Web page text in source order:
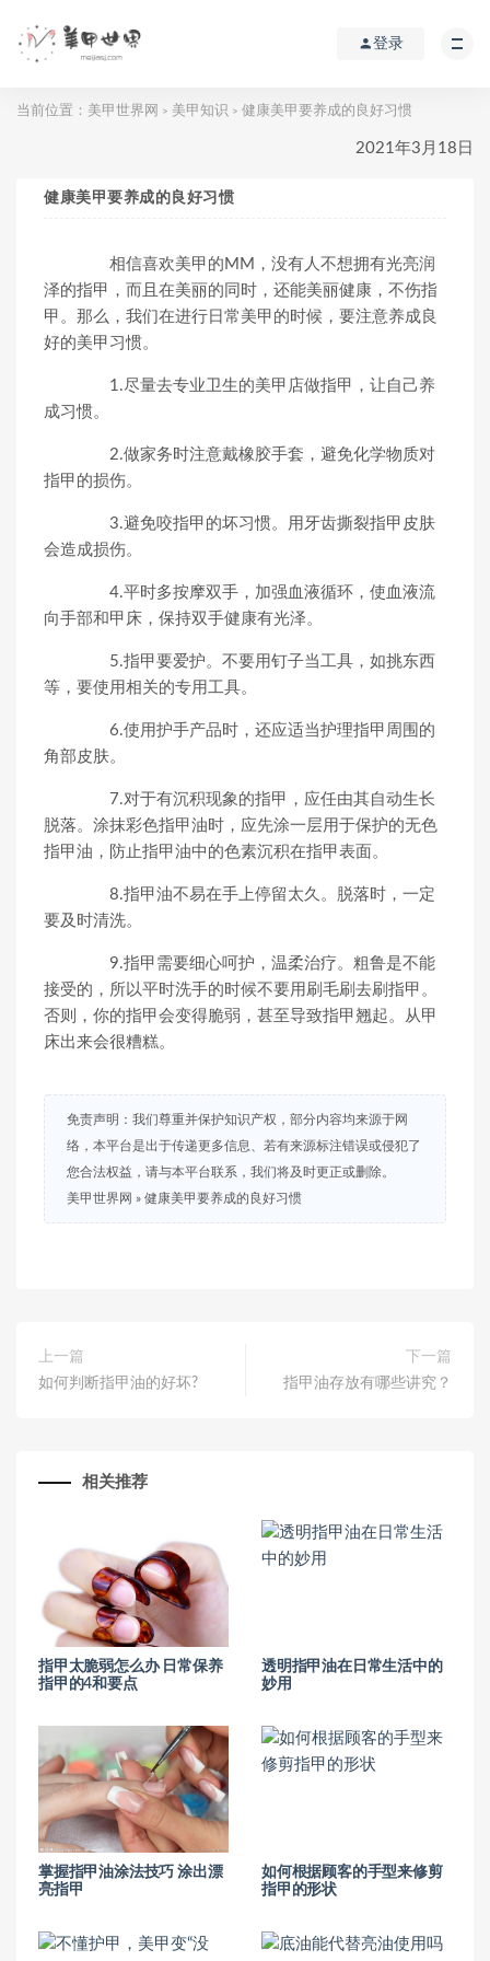
登录
当前位置： 美甲世界网 > 美甲知识 > 健康美甲要养成的良好习惯
2021年3月18日
健康美甲要养成的良好习惯
相信喜欢美甲的MM，没有人不想拥有光亮润
泽的指甲，而且在美丽的同时，还能美丽健康，不伤指
甲。那么，我们在进行日常美甲的时候，要注意养成良
好的美甲习惯。
1.尽量去专业卫生的美甲店做指甲，让自己养
成习惯。
2.做家务时注意戴橡胶手套，避免化学物质对
指甲的损伤。
3.避免咬指甲的坏习惯。用牙齿撕裂指甲皮肤
会造成损伤。
4.平时多按摩双手，加强血液循环，使血液流
向手部和甲床，保持双手健康有光泽。
5.指甲要爱护。不要用钉子当工具，如挑东西
等，要使用相关的专用工具。
6.使用护手产品时，还应适当护理指甲周围的
角部皮肤。
7.对于有沉积现象的指甲，应任由其自动生长
脱落。涂抹彩色指甲油时，应先涂一层用于保护的无色
指甲油，防止指甲油中的色素沉积在指甲表面。
8.指甲油不易在手上停留太久。脱落时，一定
要及时清洗。
9.指甲需要细心呵护，温柔治疗。粗鲁是不能
接受的，所以平时洗手的时候不要用刷毛刷去刷指甲。
否则，你的指甲会变得脆弱，甚至导致指甲翘起。从甲
床出来会很糟糕。
免责声明：我们尊重并保护知识产权，部分内容均来源于网
络，本平台是出于传递更多信息、若有来源标注错误或侵犯了
您合法权益，请与本平台联系，我们将及时更正或删除。
美甲世界网 » 健康美甲要养成的良好习惯
上一篇
如何判断指甲油的好坏?
下一篇
指甲油存放有哪些讲究？
相关推荐
指甲太脆弱怎么办 日常保养
指甲的4和要点
透明指甲油在日常生活中的
妙用
掌握指甲油涂法技巧 涂出漂
亮指甲
如何根据顾客的手型来修剪
指甲的形状